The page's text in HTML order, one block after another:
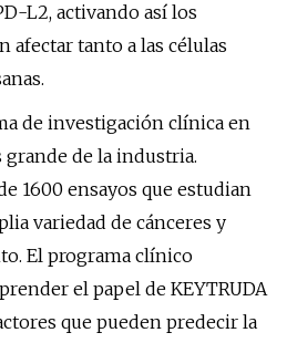
L2, activando así los
afectar tanto a las células
de investigación clínica en
de la industria.
1600 ensayos que estudian
variedad de cánceres y
El programa clínico
el papel de KEYTRUDA
que pueden predecir la